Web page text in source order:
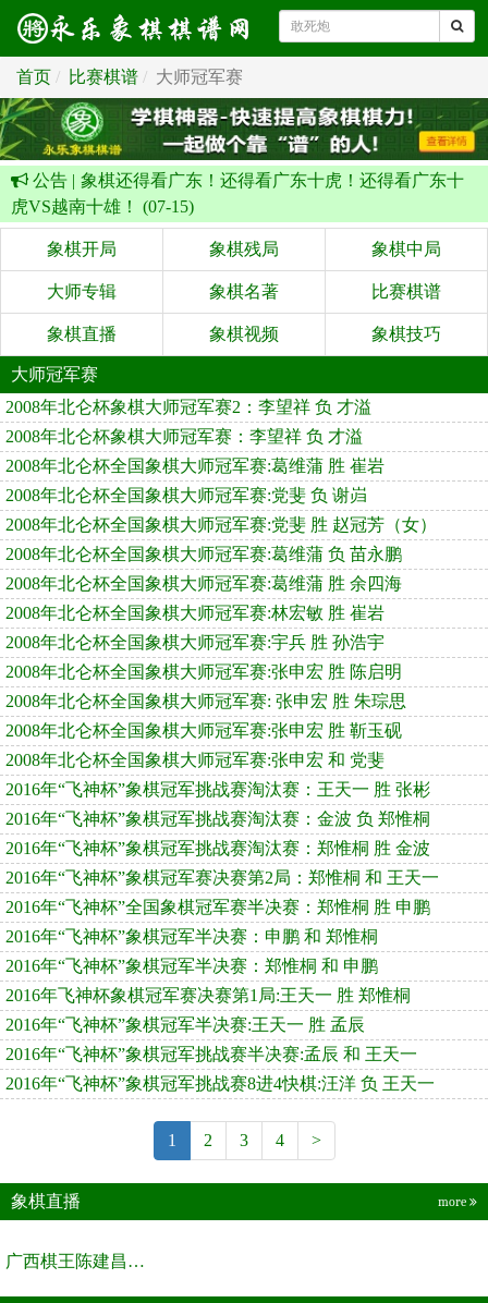
首页 比赛棋谱 大师冠军赛
公告 | 象棋还得看广东！还得看广东十虎！还得看广东十
虎VS越南十雄！ (07-15)
象棋开局 象棋残局 象棋中局
大师专辑 象棋名著 比赛棋谱
象棋直播 象棋视频 象棋技巧
大师冠军赛
2008年北仑杯象棋大师冠军赛2：李望祥 负 才溢
2008年北仑杯象棋大师冠军赛：李望祥 负 才溢
2008年北仑杯全国象棋大师冠军赛:葛维蒲 胜 崔岩
2008年北仑杯全国象棋大师冠军赛:党斐 负 谢岿
2008年北仑杯全国象棋大师冠军赛:党斐 胜 赵冠芳（女）
2008年北仑杯全国象棋大师冠军赛:葛维蒲 负 苗永鹏
2008年北仑杯全国象棋大师冠军赛:葛维蒲 胜 余四海
2008年北仑杯全国象棋大师冠军赛:林宏敏 胜 崔岩
2008年北仑杯全国象棋大师冠军赛:宇兵 胜 孙浩宇
2008年北仑杯全国象棋大师冠军赛:张申宏 胜 陈启明
2008年北仑杯全国象棋大师冠军赛: 张申宏 胜 朱琮思
2008年北仑杯全国象棋大师冠军赛:张申宏 胜 靳玉砚
2008年北仑杯全国象棋大师冠军赛:张申宏 和 党斐
2016年“飞神杯”象棋冠军挑战赛淘汰赛：王天一 胜 张彬
2016年“飞神杯”象棋冠军挑战赛淘汰赛：金波 负 郑惟桐
2016年“飞神杯”象棋冠军挑战赛淘汰赛：郑惟桐 胜 金波
2016年“飞神杯”象棋冠军赛决赛第2局：郑惟桐 和 王天一
2016年“飞神杯”全国象棋冠军赛半决赛：郑惟桐 胜 申鹏
2016年“飞神杯”象棋冠军半决赛：申鹏 和 郑惟桐
2016年“飞神杯”象棋冠军半决赛：郑惟桐 和 申鹏
2016年飞神杯象棋冠军赛决赛第1局:王天一 胜 郑惟桐
2016年“飞神杯”象棋冠军半决赛:王天一 胜 孟辰
2016年“飞神杯”象棋冠军挑战赛半决赛:孟辰 和 王天一
2016年“飞神杯”象棋冠军挑战赛8进4快棋:汪洋 负 王天一
1 2 3 4 >
象棋直播 more
广西棋王陈建昌直播间